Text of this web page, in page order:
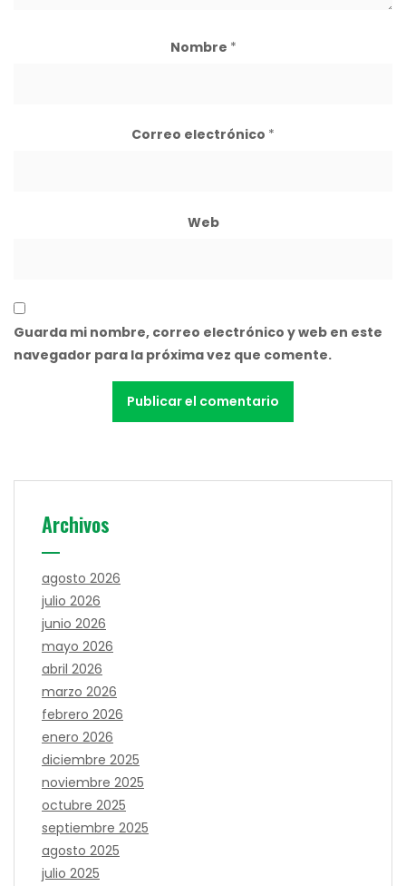
Nombre *
Correo electrónico *
Web
Guarda mi nombre, correo electrónico y web en este
navegador para la próxima vez que comente.
Archivos
agosto 2026
julio 2026
junio 2026
mayo 2026
abril 2026
marzo 2026
febrero 2026
enero 2026
diciembre 2025
noviembre 2025
octubre 2025
septiembre 2025
agosto 2025
julio 2025